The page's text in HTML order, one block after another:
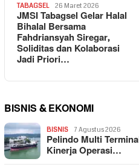
TABAGSEL 26 Maret 2026
JMSI Tabagsel Gelar Halal
Bihalal Bersama
Fahdriansyah Siregar,
Soliditas dan Kolaborasi
Jadi Priori…
BISNIS & EKONOMI
BISNIS 7 Agustus 2026
Pelindo Multi
Kinerja Operasi…